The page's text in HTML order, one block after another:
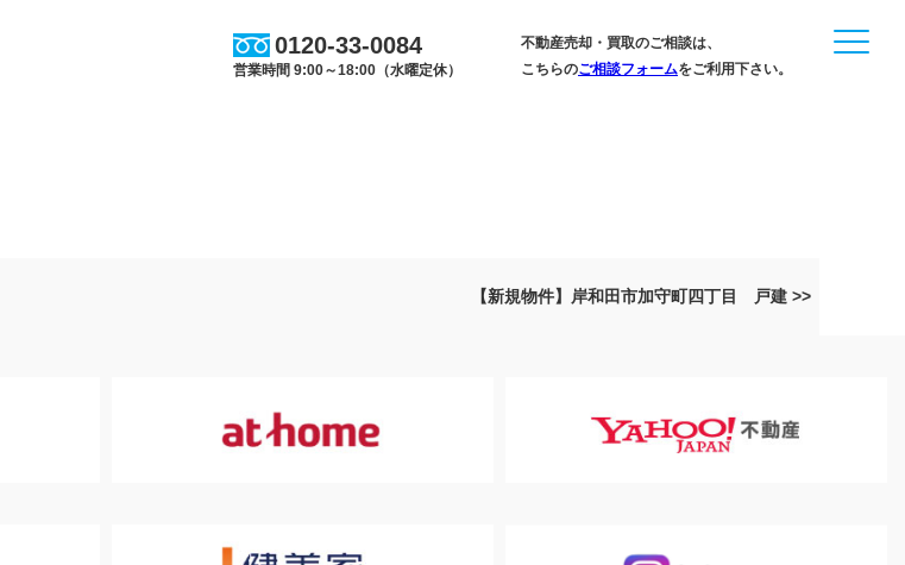
不動産売却・買取のご相談は、
こちらのご相談フォームをご利用下さい。
0120-33-0084
営業時間 9:00～18:00（水曜定休）
【新規物件】岸和田市加守町四丁目 戸建 >>